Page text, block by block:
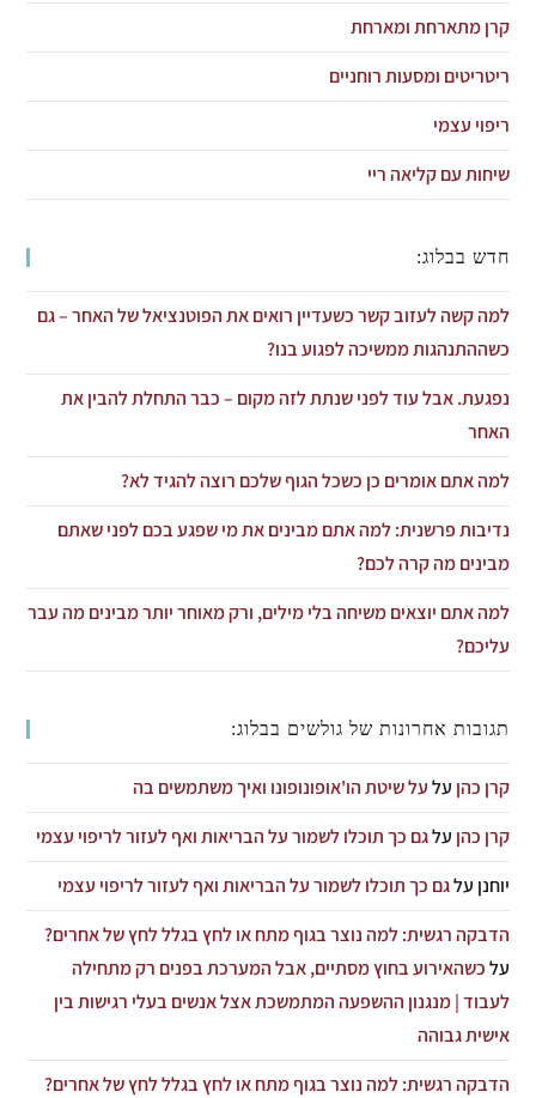
קרן מתארחת ומארחת
ריטריטים ומסעות רוחניים
ריפוי עצמי
שיחות עם קליאה ריי
חדש בבלוג:
למה קשה לעזוב קשר כשעדיין רואים את הפוטנציאל של האחר – גם
כשההתנהגות ממשיכה לפגוע בנו?
נפגעת. אבל עוד לפני שנתת לזה מקום – כבר התחלת להבין את
האחר
למה אתם אומרים כן כשכל הגוף שלכם רוצה להגיד לא?
נדיבות פרשנית: למה אתם מבינים את מי שפגע בכם לפני שאתם
מבינים מה קרה לכם?
למה אתם יוצאים משיחה בלי מילים, ורק מאוחר יותר מבינים מה עבר
עליכם?
תגובות אחרונות של גולשים בבלוג:
קרן כהן עלעל שיטת הו'אופונופונו ואיך משתמשים בה
קרן כהן עלגם כך תוכלו לשמור על הבריאות ואף לעזור לריפוי עצמי
יוחנן עלגם כך תוכלו לשמור על הבריאות ואף לעזור לריפוי עצמי
הדבקה רגשית: למה נוצר בגוף מתח או לחץ בגלל לחץ של אחרים?
עלכשהאירוע בחוץ מסתיים, אבל המערכת בפנים רק מתחילה
לעבוד | מנגנון ההשפעה המתמשכת אצל אנשים בעלי רגישות בין
אישית גבוהה
הדבקה רגשית: למה נוצר בגוף מתח או לחץ בגלל לחץ של אחרים?